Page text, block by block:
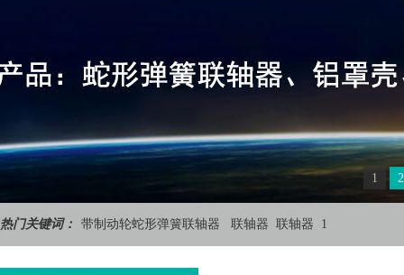
1 2
热门关键词： 带制动轮蛇形弹簧联轴器 联轴器 联轴器 1